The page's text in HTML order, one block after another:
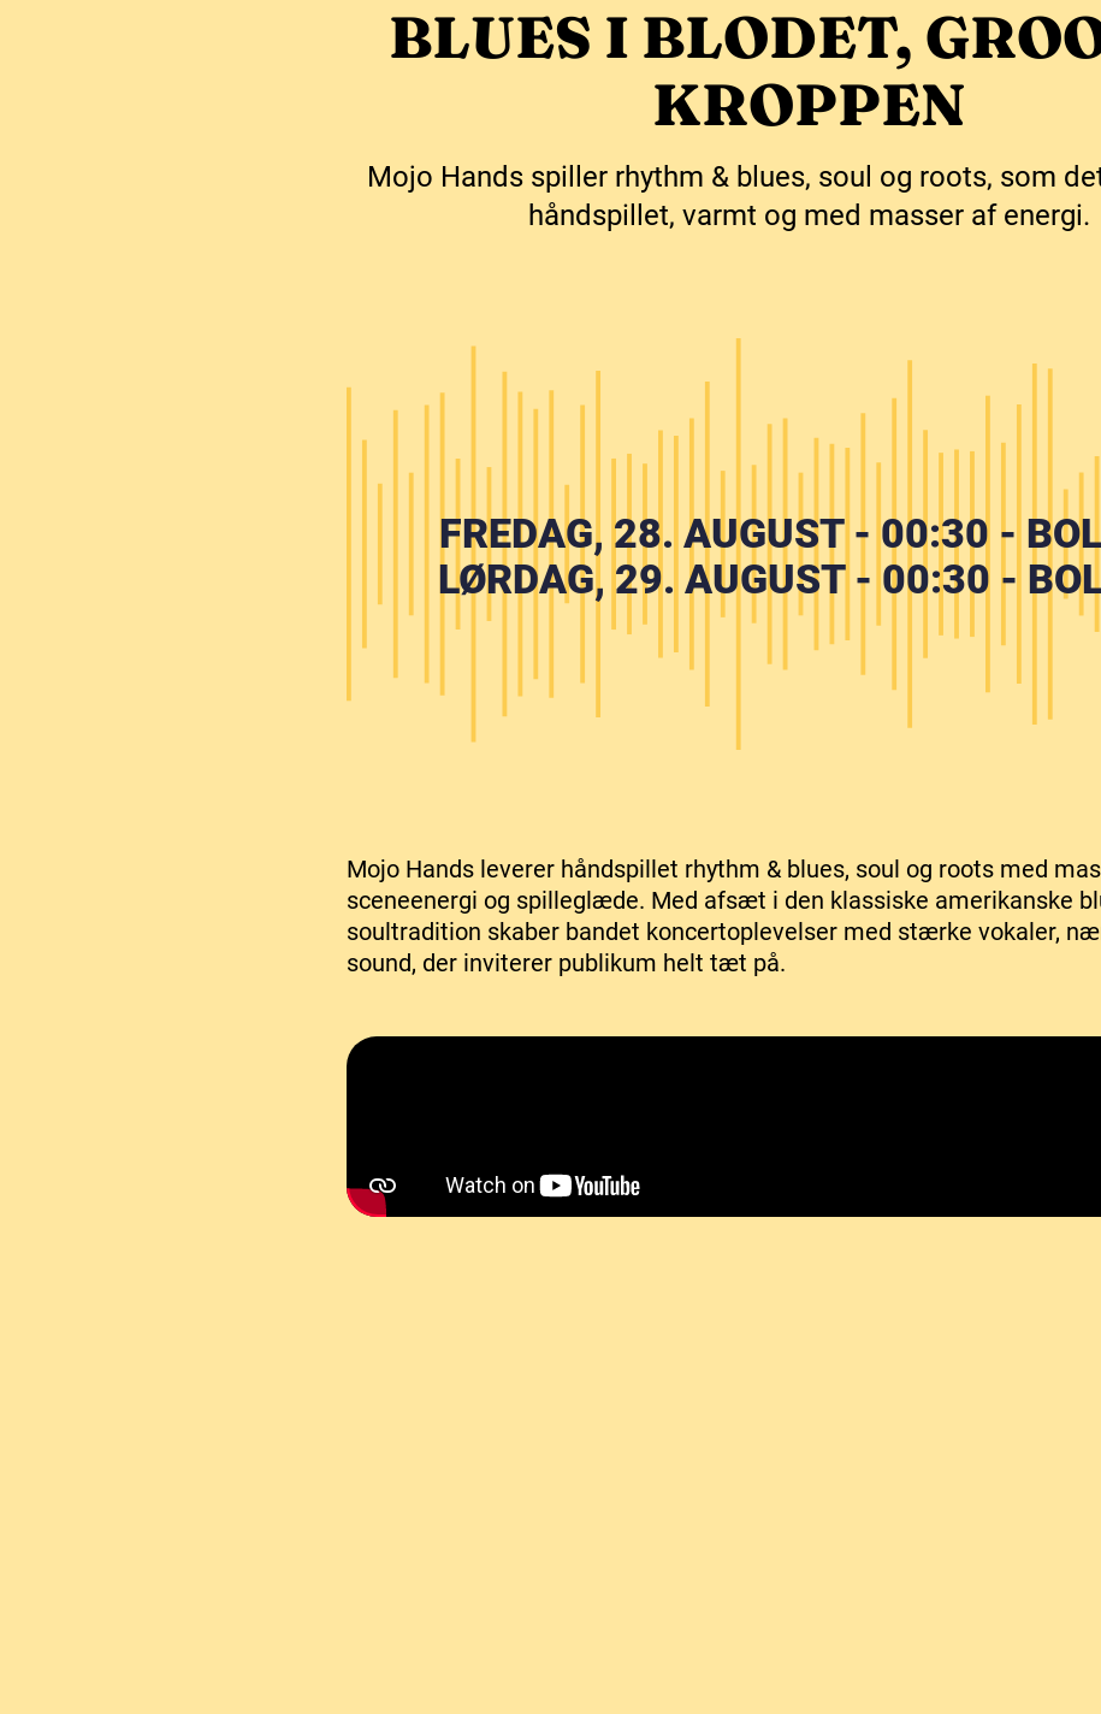
BLUES I BLODET,
KROPPEN
Mojo Hands spiller rhythm & blues, soul og roots, som
håndspillet, varmt og med masser af energi.
FREDAG, 28. AUGUST - 00:30 -
LØRDAG, 29. AUGUST - 00:30 -
Mojo Hands leverer håndspillet rhythm & blues, soul og roots med
sceneenergi og spilleglæde. Med afsæt i den klassiske amerikanske
soultradition skaber bandet koncertoplevelser med stærke vokaler,
sound, der inviterer publikum helt tæt på.